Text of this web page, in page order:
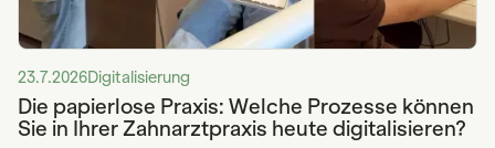
23.7.2026Digitalisierung
Die papierlose Praxis: Welche Prozesse können
Sie in Ihrer Zahnarztpraxis heute digitalisieren?